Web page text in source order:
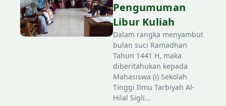
Pengumuman
Libur Kuliah
Dalam rangka menyambut
bulan suci Ramadhan
Tahun 1441 H, maka
diberitahukan kepada
Mahasiswa (i) Sekolah
Tinggi Ilmu Tarbiyah Al-
Hilal Sigli...